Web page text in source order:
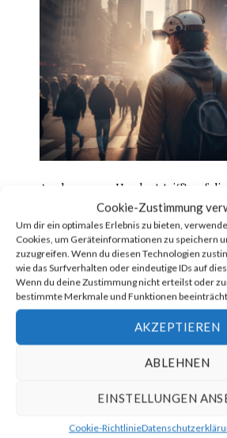
Cookie-Zustimmung
Um dir ein optimales Erlebnis zu bieten,
Cookies, um Geräteinformationen zu speichern
zuzugreifen. Wenn du diesen Technologien
wie das Surfverhalten oder eindeutige IDs auf
Wenn du deine Zustimmung nicht erteilst oder
bestimmte Merkmale und Funktionen
AKZEPTIEREN
ABLEHNEN
EINSTELLUNGEN
Cookie-Richtlinie
Apples neues Headset trifft auf
Ein Grundstück neben dem